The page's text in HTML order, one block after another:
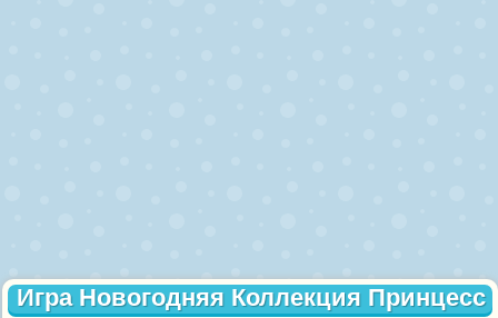
Игра Новогодняя Коллекция Принцесс